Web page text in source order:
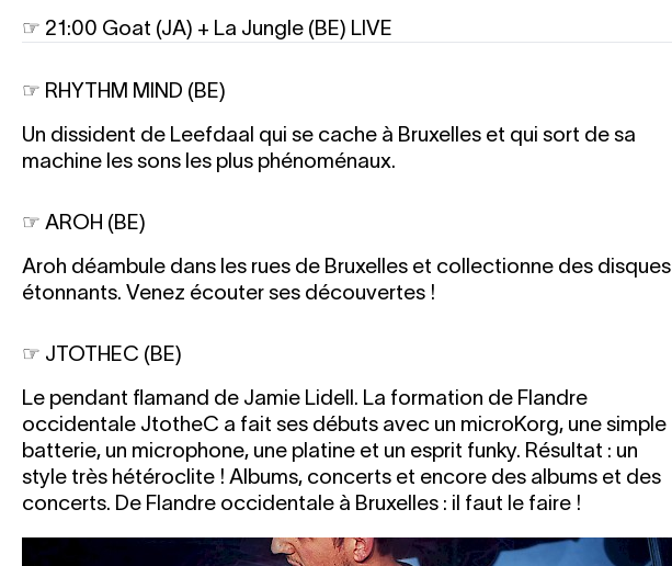
☞ 21:00 Goat (JA) + La Jungle (BE) LIVE
☞ RHYTHM MIND (BE)
Un dissident de Leefdaal qui se cache à Bruxelles et qui sort de sa
machine les sons les plus phénoménaux.
☞ AROH (BE)
Aroh déambule dans les rues de Bruxelles et collectionne des disques
étonnants. Venez écouter ses découvertes !
☞ JTOTHEC (BE)
Le pendant flamand de Jamie Lidell. La formation de Flandre
occidentale JtotheC a fait ses débuts avec un microKorg, une simple
batterie, un microphone, une platine et un esprit funky. Résultat : un
style très hétéroclite ! Albums, concerts et encore des albums et des
concerts. De Flandre occidentale à Bruxelles : il faut le faire !